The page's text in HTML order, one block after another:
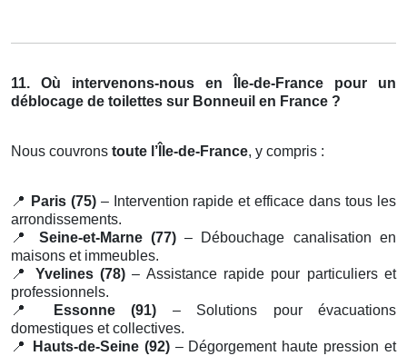
11. Où intervenons-nous en Île-de-France pour un
déblocage de toilettes sur Bonneuil en France ?
Nous couvrons toute l’Île-de-France, y compris :
📍 Paris (75)– Intervention rapide et efficace dans tous les
arrondissements.
📍
Seine-et-Marne (77)– Débouchage canalisation en
maisons et immeubles.
📍
Yvelines (78) – Assistance rapide pour particuliers et
professionnels.
📍
Essonne (91) – Solutions pour évacuations
domestiques et collectives.
📍
Hauts-de-Seine (92)– Dégorgement haute pression et